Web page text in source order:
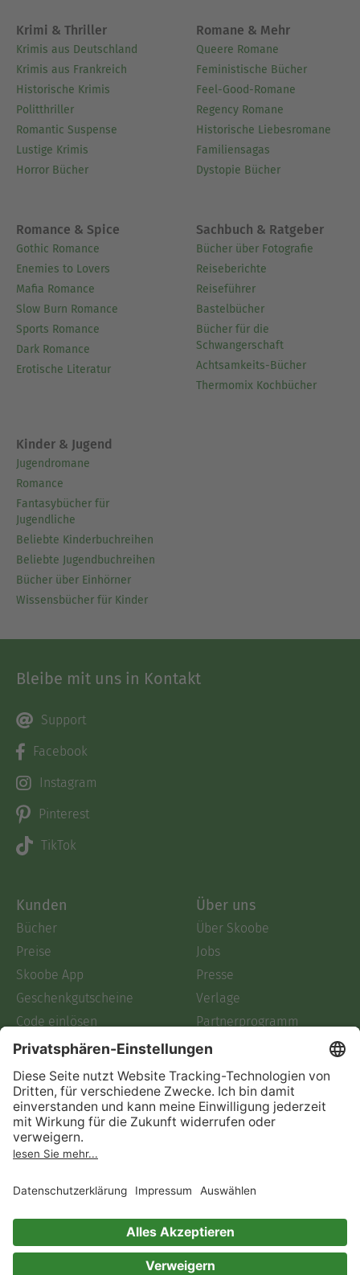
Krimi & Thriller
Krimis aus Deutschland
Krimis aus Frankreich
Historische Krimis
Politthriller
Romantic Suspense
Lustige Krimis
Horror Bücher
Romane & Mehr
Queere Romane
Feministische Bücher
Feel-Good-Romane
Regency Romane
Historische Liebesromane
Familiensagas
Dystopie Bücher
Romance & Spice
Gothic Romance
Enemies to Lovers
Mafia Romance
Slow Burn Romance
Sports Romance
Dark Romance
Erotische Literatur
Sachbuch & Ratgeber
Bücher über Fotografie
Reiseberichte
Reiseführer
Bastelbücher
Bücher für die
Schwangerschaft
Achtsamkeits-Bücher
Thermomix Kochbücher
Kinder & Jugend
Jugendromane
Romance
Fantasybücher für
Jugendliche
Beliebte Kinderbuchreihen
Beliebte Jugendbuchreihen
Bücher über Einhörner
Wissensbücher für Kinder
Bleibe mit uns in Kontakt
Support
Facebook
Instagram
Pinterest
TikTok
Kunden
Bücher
Preise
Skoobe App
Geschenkgutscheine
Code einlösen
Hilfe
Barrierefreiheit
Login
Skoobe liest
Über uns
Über Skoobe
Jobs
Presse
Verlage
Partnerprogramm
Firmenkunden
Datenschutz
Informationen nach Data
Act